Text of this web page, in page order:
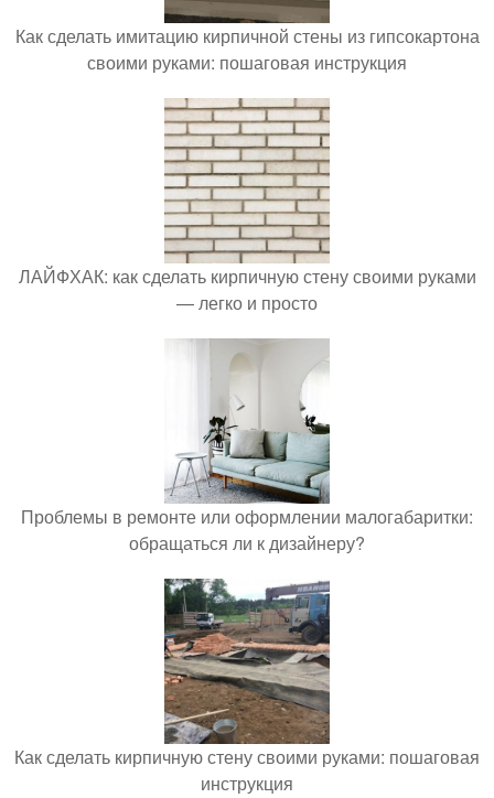
Как сделать имитацию кирпичной стены из гипсокартона
своими руками: пошаговая инструкция
ЛАЙФХАК: как сделать кирпичную стену своими руками
— легко и просто
Проблемы в ремонте или оформлении малогабаритки:
обращаться ли к дизайнеру?
Как сделать кирпичную стену своими руками: пошаговая
инструкция